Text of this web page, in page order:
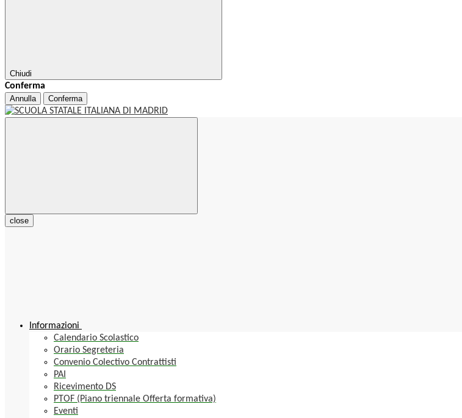
Chiudi
Conferma
Annulla Conferma
close
Informazioni
Calendario Scolastico
Orario Segreteria
Convenio Colectivo Contrattisti
PAI
Ricevimento DS
PTOF (Piano triennale Offerta formativa)
Eventi